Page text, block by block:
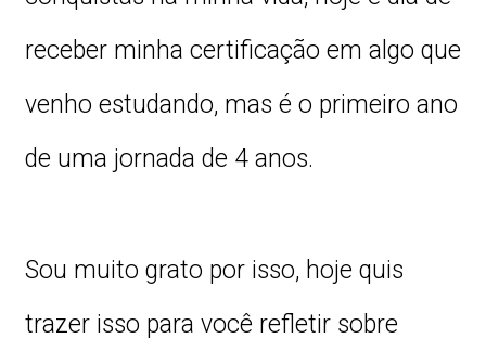
receber minha certificação em algo que
venho estudando, mas é o primeiro ano
de uma jornada de 4 anos.
Sou muito grato por isso, hoje quis
trazer isso para você refletir sobre